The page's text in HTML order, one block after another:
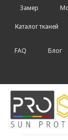
Замер
Каталог тканей
FAQ Блог